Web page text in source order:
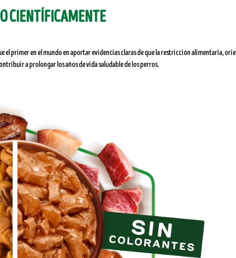
CIENTÍFICAMENTE
primer en el mundo en aportar evidencias claras de que la restricción alimentaria,
a prolongar los años de vida saludable de los perros.